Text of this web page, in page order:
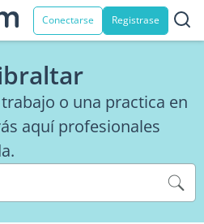
Conectarse Registrase
o una practica en
aquí profesionales